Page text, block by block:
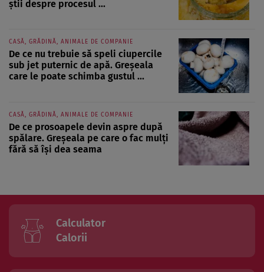
știi despre procesul ...
CASĂ, GRĂDINĂ, ANIMALE DE COMPANIE
De ce nu trebuie să speli ciupercile
sub jet puternic de apă. Greșeala
care le poate schimba gustul ...
CASĂ, GRĂDINĂ, ANIMALE DE COMPANIE
De ce prosoapele devin aspre după
spălare. Greșeala pe care o fac mulți
fără să își dea seama
Calculator
Calorii